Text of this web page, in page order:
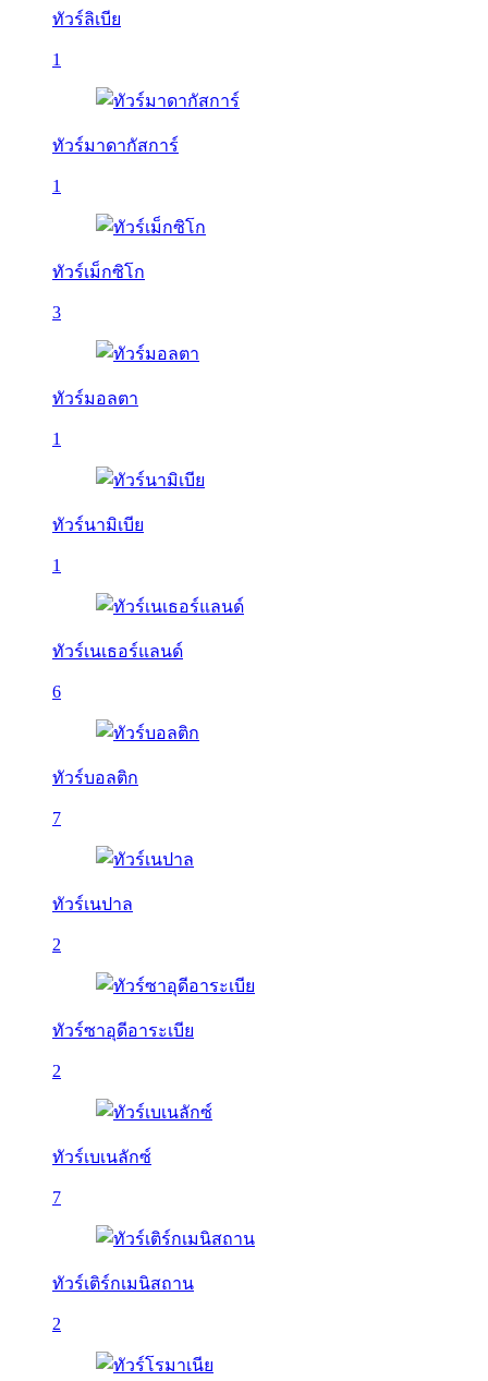
ทัวร์ลิเบีย
1
ทัวร์มาดากัสการ์
1
ทัวร์เม็กซิโก
3
ทัวร์มอลตา
1
ทัวร์นามิเบีย
1
ทัวร์เนเธอร์แลนด์
6
ทัวร์บอลติก
7
ทัวร์เนปาล
2
ทัวร์ซาอุดีอาระเบีย
2
ทัวร์เบเนลักซ์
7
ทัวร์เติร์กเมนิสถาน
2